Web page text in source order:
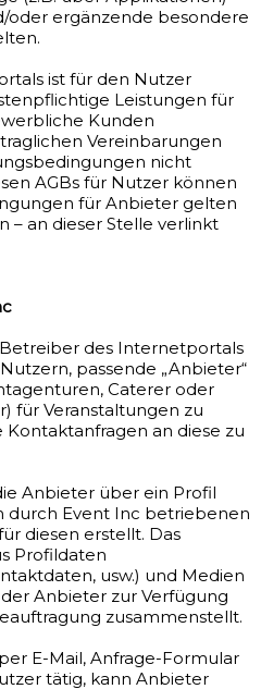
ergänzende besondere
ist für den Nutzer
Leistungen für
Kunden
Vereinbarungen
nicht
AGBs für Nutzer können
für Anbieter gelten
– an dieser Stelle verlinkt
des Internetportals
passende „Anbieter“
Caterer oder
für Veranstaltungen zu
an diese zu
Anbieter über ein Profil
durch Event Inc betriebenen
diesen erstellt. Das
Profildaten
usw.) und Medien
der Anbieter zur Verfügung
zusammenstellt.
E-Mail, Anfrage-Formular
tätig, kann Anbieter